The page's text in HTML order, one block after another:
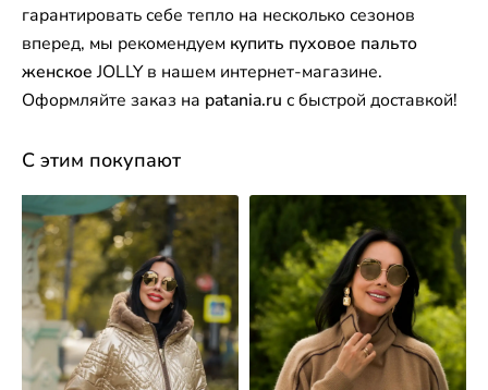
гарантировать себе тепло на несколько сезонов
вперед, мы рекомендуем купить пуховое пальто
женскоеJOLLY в нашем интернет-магазине.
Оформляйте заказ на patania.ru с быстрой доставкой!
С этим покупают